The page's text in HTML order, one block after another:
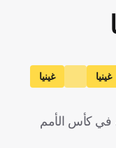
غينيا
غينيا
في كأس الأمم